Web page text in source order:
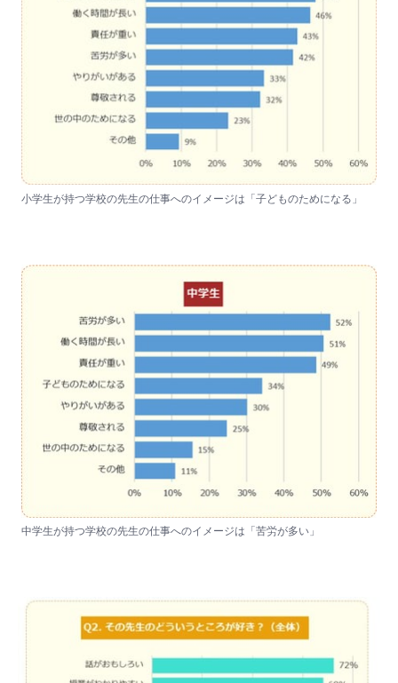
小学生が持つ学校の先生の仕事へのイメージは「子どものためになる」
中学生が持つ学校の先生の仕事へのイメージは「苦労が多い」